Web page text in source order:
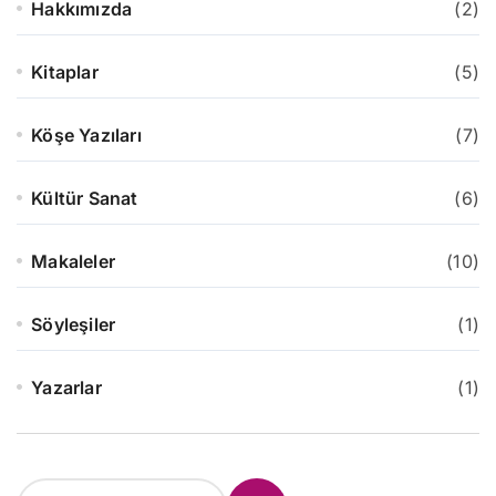
Hakkımızda (2)
Kitaplar (5)
Köşe Yazıları (7)
Kültür Sanat (6)
Makaleler (10)
Söyleşiler (1)
Yazarlar (1)